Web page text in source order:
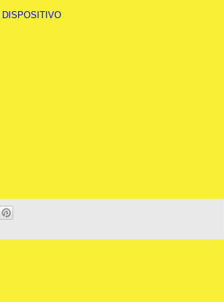
DISPOSITIVO